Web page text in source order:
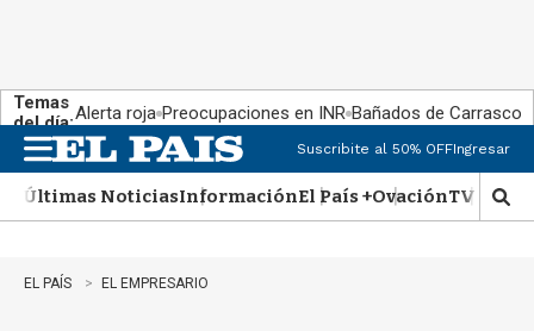
Temas
del día:Alerta roja Preocupaciones en INR Bañados de Carrasco
n
u
Suscribite al 50% OFFIngresar
Últimas NoticiasInformaciónEl País +OvaciónTV Show
M
o
EL PAÍS EL EMPRESARIO